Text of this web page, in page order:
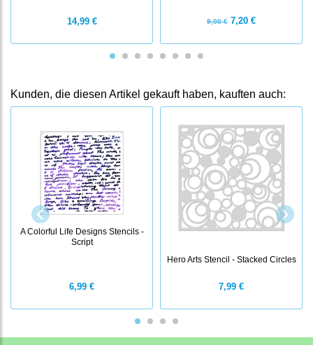
14,99 € 9,00 € 7,20 €
Kunden, die diesen Artikel gekauft haben, kauften auch:
A Colorful Life Designs Stencils -
Script
6,99 €
Hero Arts Stencil - Stacked Circles
7,99 €